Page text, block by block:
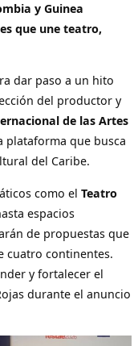
y Guinea
que une teatro,
dar paso a un hito
del productor y
de las Artes
plataforma que busca
del Caribe.
como el Teatro
espacios
de propuestas que
cuatro continentes.
y fortalecer el
durante el anuncio